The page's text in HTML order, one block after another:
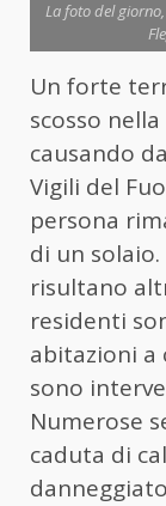
La foto del
Un forte
scosso
causando
Vigili del
persona
di un
risultano
residenti
abitazioni a
sono
Numerose
caduta di